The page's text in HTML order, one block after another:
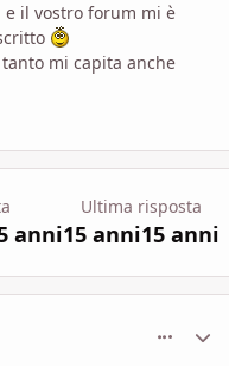
e il vostro forum mi è
mi capita anche
anni
Ultima risposta
15 anni15 anni